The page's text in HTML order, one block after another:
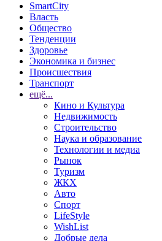
SmartCity
Власть
Общество
Тенденции
Здоровье
Экономика и бизнес
Происшествия
Транспорт
ещё...
Кино и Культура
Недвижимость
Строительство
Наука и образование
Технологии и медиа
Рынок
Туризм
ЖКХ
Авто
Спорт
LifeStyle
WishList
Добрые дела